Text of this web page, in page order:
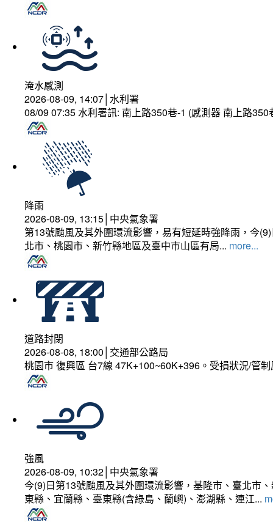
淹水感測
2026-08-09, 14:07│水利署
08/09 07:35 水利署訊: 南上路350巷-1 (感測器 南上路
降雨
2026-08-09, 13:15│中央氣象署
第13號颱風及其外圍環流影響，易有短延時強降雨，今
北市、桃園市、新竹縣地區及臺中市山區有局... more...
道路封閉
2026-08-08, 18:00│交通部公路局
桃園市 復興區 台7線 47K+100~60K+396。受損狀況/管
強風
2026-08-09, 10:32│中央氣象署
今(9)日第13號颱風及其外圍環流影響，基隆市、臺北市
東縣、宜蘭縣、臺東縣(含綠島、蘭嶼)、澎湖縣、連江...